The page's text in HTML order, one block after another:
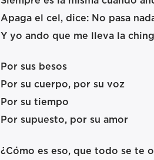
Apaga el cel, dice: No pasa
Y yo ando que me lleva la
Por sus besos
Por su cuerpo, por su voz
Por su tiempo
Por supuesto, por su amor
¿Cómo es eso, que todo se te